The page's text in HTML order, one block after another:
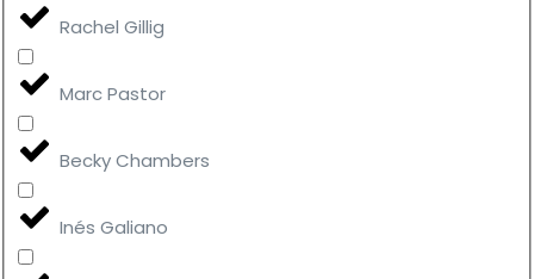
Rachel Gillig
Marc Pastor
Becky Chambers
Inés Galiano